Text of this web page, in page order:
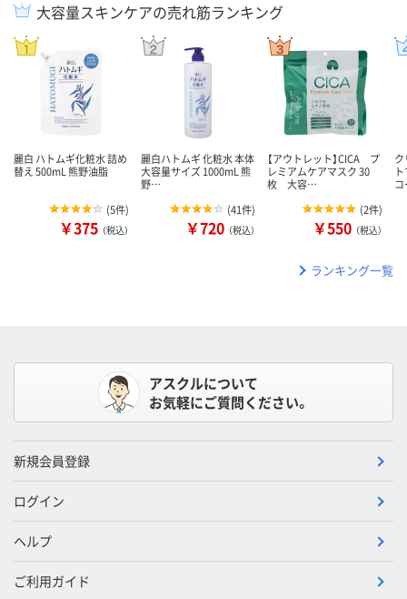
大容量スキンケアの売れ筋ランキング
麗白 ハトムギ化粧水 詰め
替え 500mL 熊野油脂
(5件)
￥375 （税込）
麗白ハトムギ 化粧水 本体
大容量サイズ 1000mL 熊
野…
(41件)
￥720 （税込）
【アウトレット】CICA プ
レミアムケアマスク 30
枚 大容…
(2件)
￥550 （税込）
ランキング一覧
アスクルについて
お気軽にご質問ください。
新規会員登録
ログイン
ヘルプ
ご利用ガイド